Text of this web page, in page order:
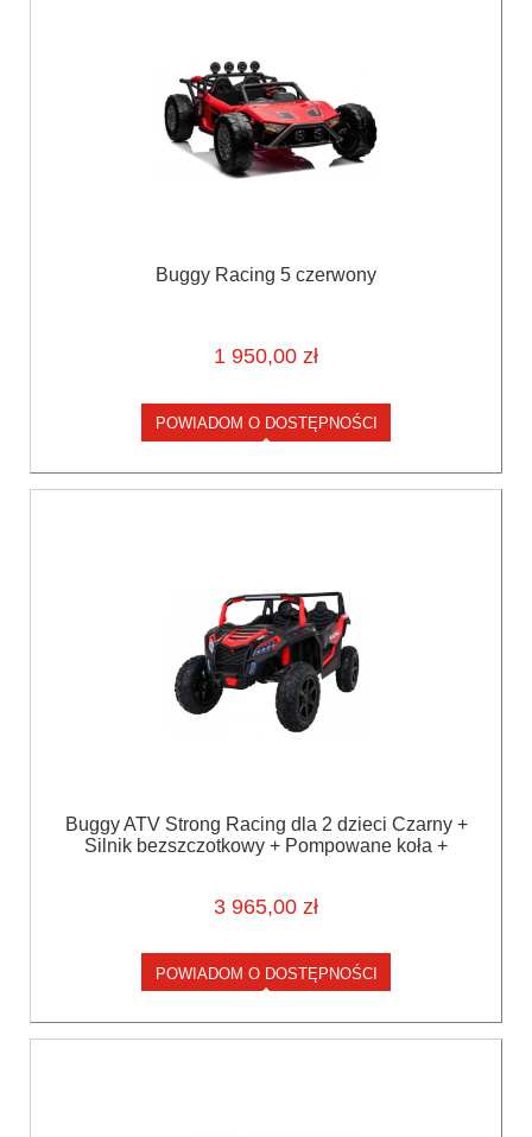
Buggy Racing 5 czerwony
1 950,00 zł
POWIADOM O DOSTĘPNOŚCI
Buggy ATV Strong Racing dla 2 dzieci Czarny +
Silnik bezszczotkowy + Pompowane koła +
3 965,00 zł
POWIADOM O DOSTĘPNOŚCI